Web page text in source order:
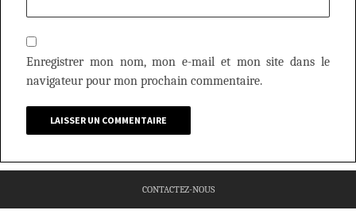
Enregistrer mon nom, mon e-mail et mon site dans le
navigateur pour mon prochain commentaire.
CONTACTEZ-NOUS